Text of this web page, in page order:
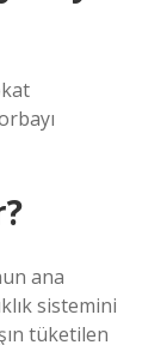
ana
sistemini
tüketilen